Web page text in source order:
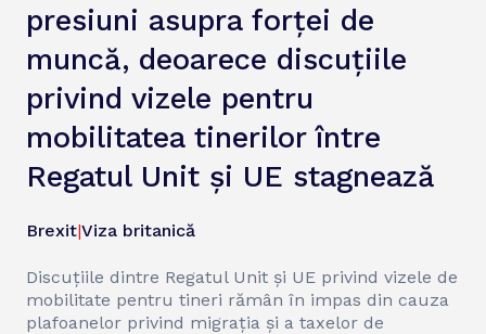
presiuni asupra forței de
muncă, deoarece discuțiile
privind vizele pentru
mobilitatea tinerilor între
Regatul Unit și UE stagnează
Brexit|Viza britanică
Discuțiile dintre Regatul Unit și UE privind vizele de
mobilitate pentru tineri rămân în impas din cauza
plafoanelor privind migrația și a taxelor de